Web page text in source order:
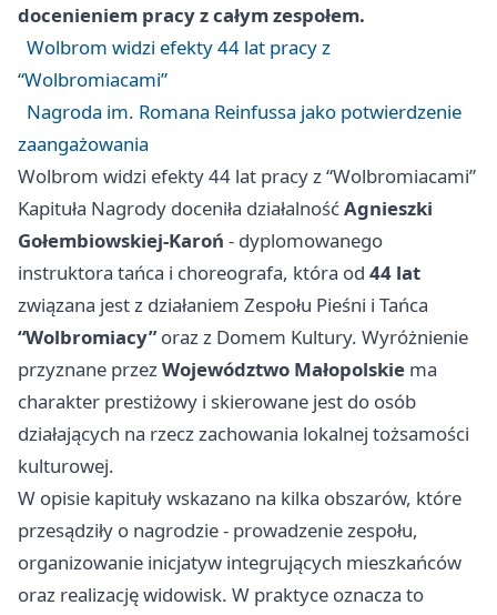
docenieniem pracy z całym zespołem.
Wolbrom widzi efekty 44 lat pracy z
“Wolbromiacami”
Nagroda im. Romana Reinfussa jako potwierdzenie
zaangażowania
Wolbrom widzi efekty 44 lat pracy z “Wolbromiacami”
Kapituła Nagrody doceniła działalnośćAgnieszki
Gołembiowskiej-Karoń - dyplomowanego
instruktora tańca i choreografa, która od 44 lat
związana jest z działaniem Zespołu Pieśni i Tańca
“Wolbromiacy”oraz z Domem Kultury. Wyróżnienie
przyznane przezWojewództwo Małopolskie ma
charakter prestiżowy i skierowane jest do osób
działających na rzecz zachowania lokalnej tożsamości
kulturowej.
W opisie kapituły wskazano na kilka obszarów, które
przesądziły o nagrodzie - prowadzenie zespołu,
organizowanie inicjatyw integrujących mieszkańców
oraz realizację widowisk. W praktyce oznacza to